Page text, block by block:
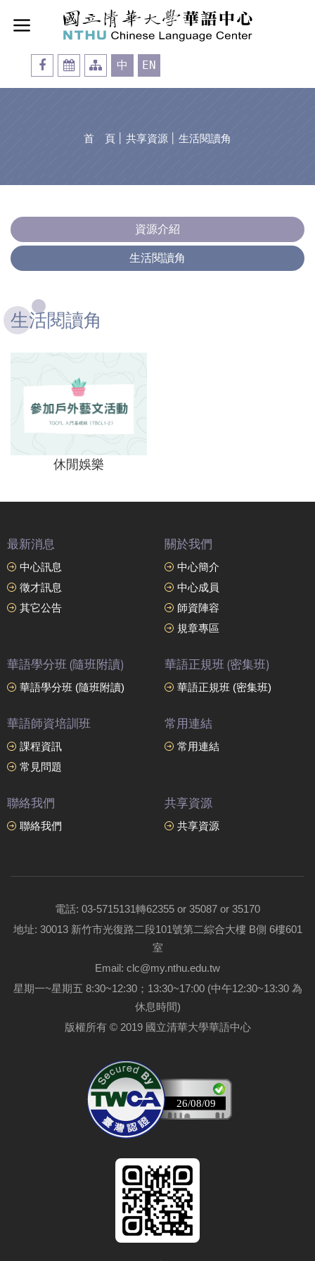
中 EN
首 頁 共享資源 生活閱讀角
資源介紹
生活閱讀角
生活閱讀角
休閒娛樂
最新消息
中心訊息
徵才訊息
其它公告
關於我們
中心簡介
中心成員
師資陣容
規章專區
華語學分班 (隨班附讀)
華語學分班 (隨班附讀)
華語正規班 (密集班)
華語正規班 (密集班)
華語師資培訓班
課程資訊
常見問題
常用連結
常用連結
聯絡我們
聯絡我們
共享資源
共享資源
電話: 03-5715131轉62355 or 35087 or 35170
地址: 30013 新竹市光復路二段101號第二綜合大樓 B側 6樓601
室
Email: clc@my.nthu.edu.tw
星期一~星期五 8:30~12:30；13:30~17:00 (中午12:30~13:30 為
休息時間)
版權所有 © 2019 國立清華大學華語中心
26/08/09